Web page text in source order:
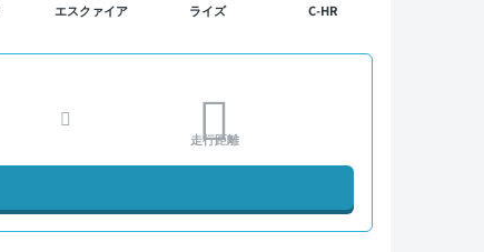
エスクァイア ライズ C-HR
走行距離